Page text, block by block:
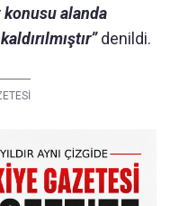
konusu alanda
denildi.